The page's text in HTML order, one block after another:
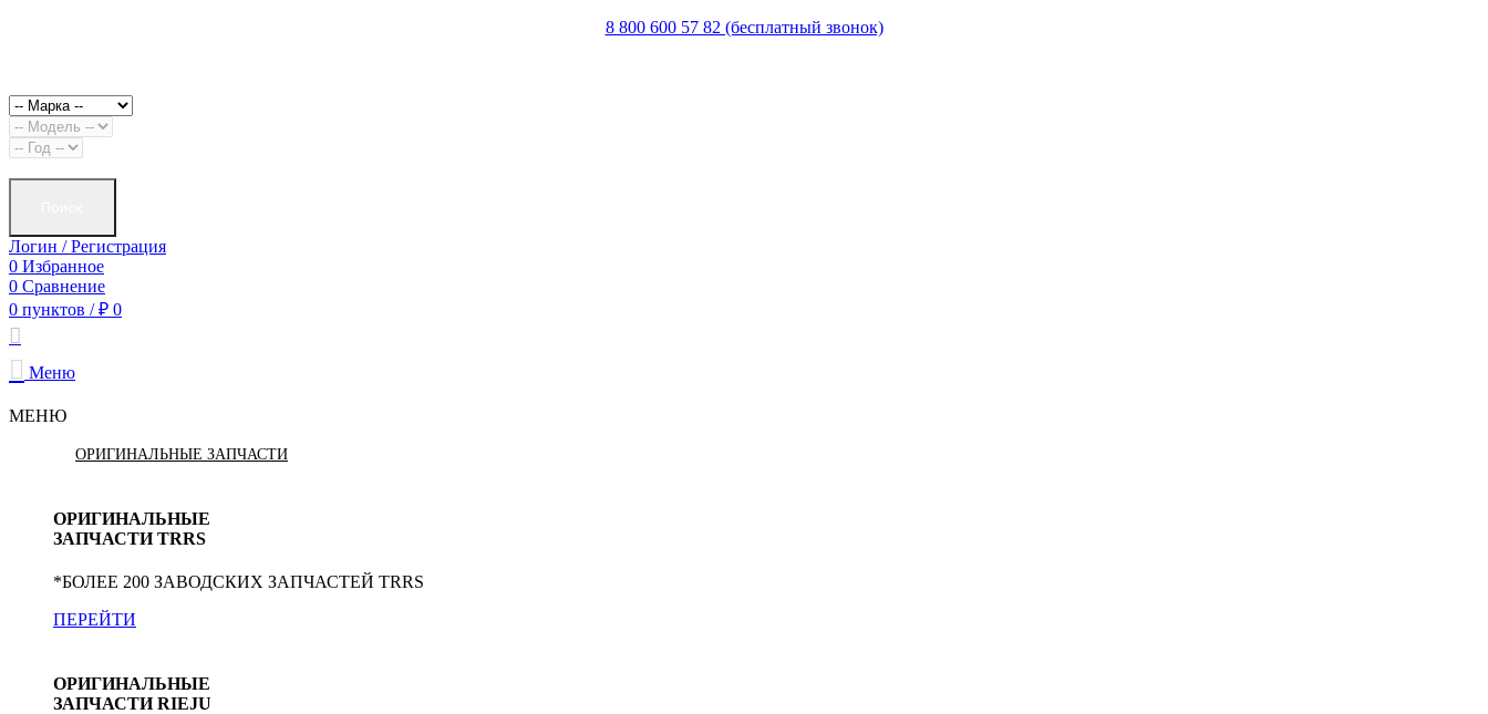
8 800 600 57 82 (бесплатный звонок)
Логин / Регистрация
0 Избранное
0 Сравнение
0 пунктов / ₽ 0
Меню
МЕНЮ
ОРИГИНАЛЬНЫЕ ЗАПЧАСТИ
ОРИГИНАЛЬНЫЕ
ЗАПЧАСТИ TRRS
*БОЛЕЕ 200 ЗАВОДСКИХ ЗАПЧАСТЕЙ TRRS
ПЕРЕЙТИ
ОРИГИНАЛЬНЫЕ
ЗАПЧАСТИ RIEJU